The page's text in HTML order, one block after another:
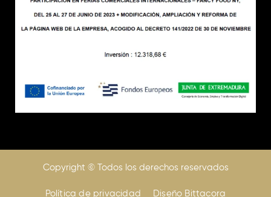
Copyright © Todos los derechos reservados
Política de privacidad Diseño Bittacora